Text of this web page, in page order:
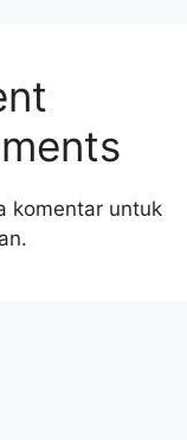
komentar untuk